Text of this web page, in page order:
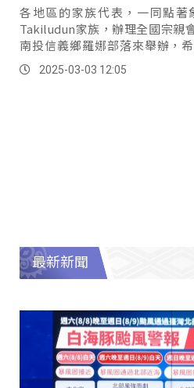
各地區的家族代表，一同點
Takiludun家族，辦理全國宗親
南投信義鄉羅娜部落來舉辦，
感，將氏族的歷史和文化脈絡傳承
2025-03-03 12:05
最新新聞